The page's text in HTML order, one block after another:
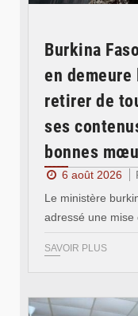
Burkina
en demeure
retirer de
ses
bonnes
6 août 2026
Le ministère
adressé une mise
SAVOIR PLUS